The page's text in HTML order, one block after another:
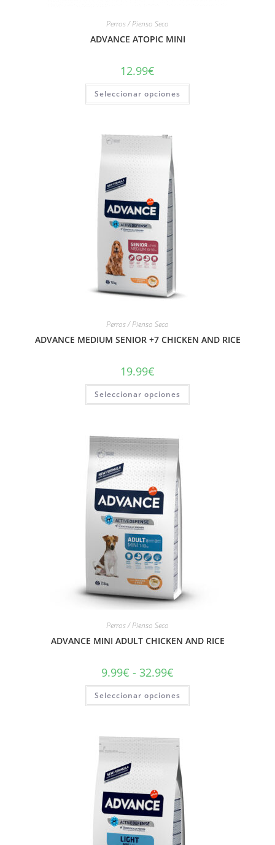
Perros / Pienso Seco
ADVANCE ATOPIC MINI
12.99€
Seleccionar opciones
Perros / Pienso Seco
ADVANCE MEDIUM SENIOR +7 CHICKEN AND RICE
19.99€
Seleccionar opciones
Perros / Pienso Seco
ADVANCE MINI ADULT CHICKEN AND RICE
9.99€ - 32.99€
Seleccionar opciones